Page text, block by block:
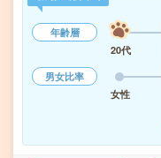
年齢層
20代
男女比率
女性